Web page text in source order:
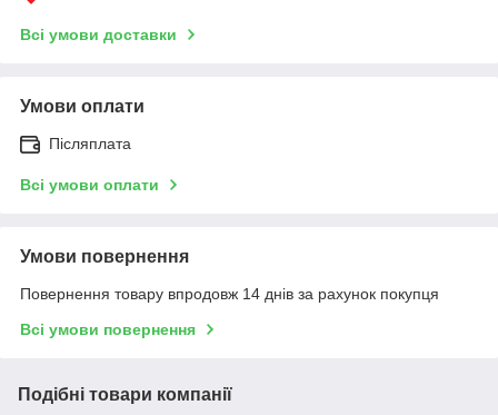
Всі умови доставки
Умови оплати
Післяплата
Всі умови оплати
Умови повернення
Повернення товару впродовж 14 днів за рахунок покупця
Всі умови повернення
Подібні товари компанії